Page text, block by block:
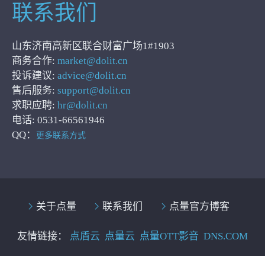
联系我们
山东济南高新区联合财富广场1#1903
商务合作: market@dolit.cn
投诉建议: advice@dolit.cn
售后服务: support@dolit.cn
求职应聘: hr@dolit.cn
电话: 0531-66561946
QQ：
更多联系方式
关于点量 联系我们 点量官方博客
友情链接： 点盾云 点量云 点量OTT影音 DNS.COM